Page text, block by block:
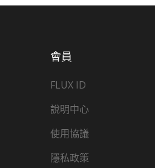
會員
FLUX ID
說明中心
使用協議
隱私政策